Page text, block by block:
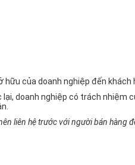
của doanh nghiệp đến khách
doanh nghiệp có trách nhiệm
liên hệ trước với người bán hàng